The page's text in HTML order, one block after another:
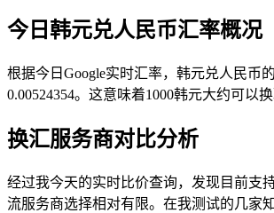
今日韩元兑人民币汇率概况
根据今日Google实时汇率，韩元兑人民币
0.00524354。这意味着1000韩元大约可以换
换汇服务商对比分析
经过我今天的实时比价查询，发现目前支
流服务商选择相对有限。在我测试的几家